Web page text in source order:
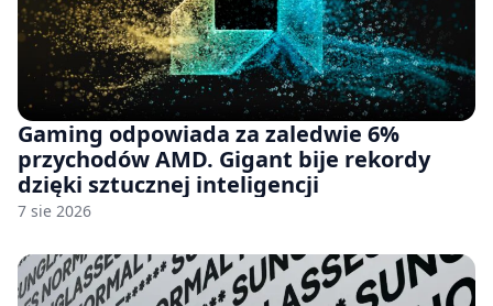
Gaming odpowiada za zaledwie 6%
przychodów AMD. Gigant bije rekordy
dzięki sztucznej inteligencji
7 sie 2026